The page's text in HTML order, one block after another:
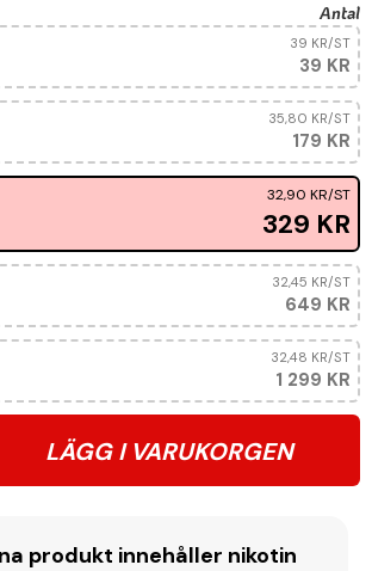
Antal
39 KR
39 KR/ST
179 KR
35,80 KR/ST
329 KR
32,90 KR/ST
649 KR
32,45 KR/ST
1 299 KR
32,48 KR/ST
LÄGG I VARUKORGEN
produkt innehåller nikotin